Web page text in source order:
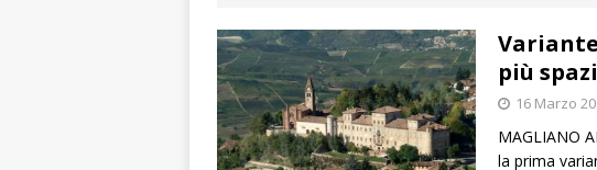
[ 7 Agosto 2026 ]
Abitare il
CULTURA
[ 7 Agosto 2026 ]
[ 7 Agosto 2026 ]
Dal 13 al 16
più
16 Marzo
MAGLIANO
la prima